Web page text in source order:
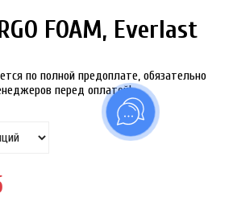
FOAM, Everlast
по полной предоплате, обязательно
перед оплатой!